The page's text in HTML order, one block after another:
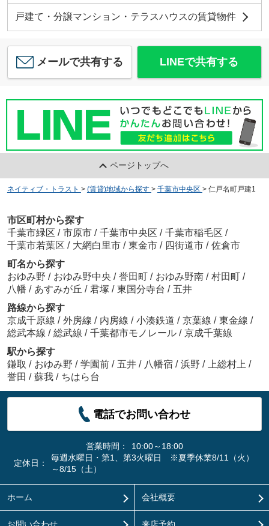
戸建て・分譲マンション・テラスハウスの賃貸物件
メールで共有する LINEで共有する
ページトップへ
ネイティブ・トラスト > (賃貸)地域から探す > 千葉市中央区 > 仁戸名町戸建1
市区町村から探す
千葉市緑区 / 市原市 / 千葉市中央区 / 千葉市稲毛区 /
千葉市若葉区 / 大網白里市 / 東金市 / 四街道市 / 佐倉市
町名から探す
おゆみ野 / おゆみ野中央 / 誉田町 / おゆみ野南 / 村田町 /
八幡 / あすみが丘 / 君塚 / 東国分寺台 / 五井
路線から探す
京成千原線 / 外房線 / 内房線 / 小湊鉄道 / 京葉線 / 東金線 /
総武本線 / 総武線 / 千葉都市モノレール / 京成千葉線
駅から探す
鎌取 / おゆみ野 / 学園前 / 五井 / 八幡宿 / 浜野 / 上総村上 /
誉田 / 蘇我 / ちはら台
電話でお問い合わせ
営業時間：
10:00～18:00
定休日：
毎週水曜日・第1、第3火曜日 ※夏季休業8/11（火）
～8/15（土）
ホーム 会社概要
お問い合わせ 来店予約